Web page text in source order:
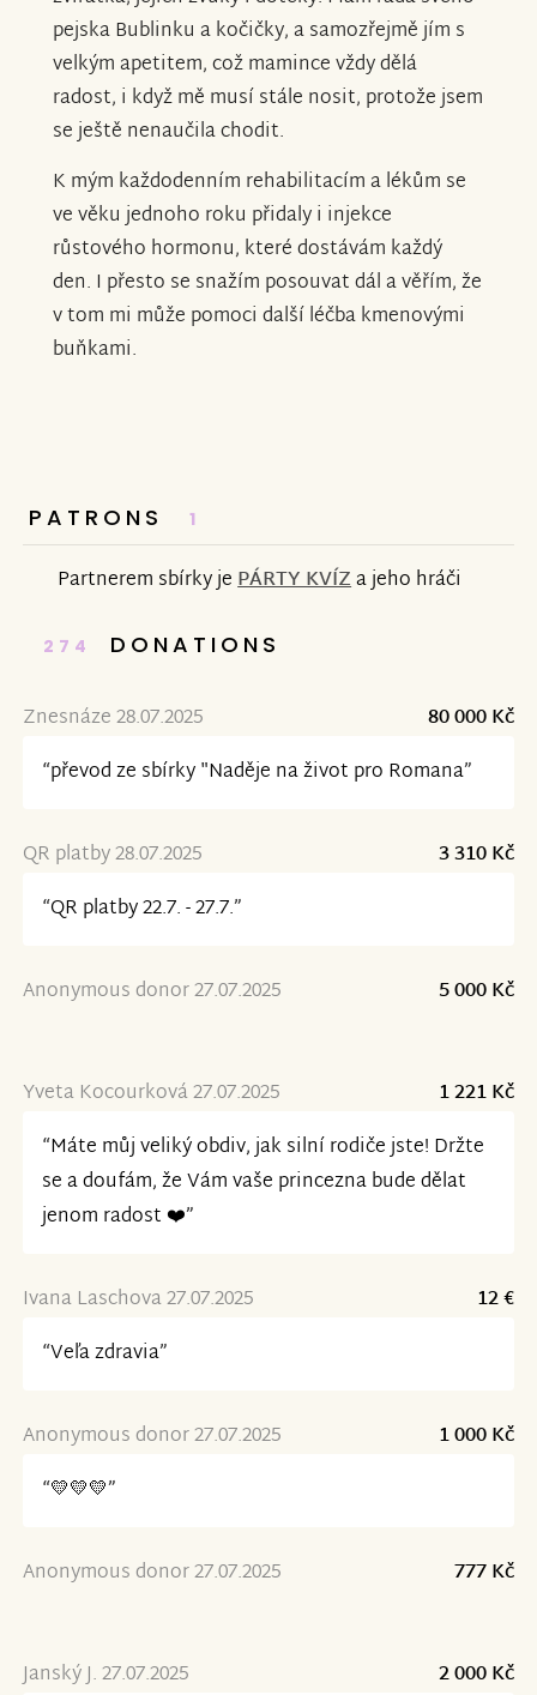
pejska Bublinku a kočičky, a samozřejmě jím s
velkým apetitem, což mamince vždy dělá
radost, i když mě musí stále nosit, protože jsem
se ještě nenaučila chodit.
K mým každodenním rehabilitacím a lékům se
ve věku jednoho roku přidaly i injekce
růstového hormonu, které dostávám každý
den. I přesto se snažím posouvat dál a věřím, že
v tom mi může pomoci další léčba kmenovými
buňkami.
PATRONS 1
Partnerem sbírky jePÁRTY KVÍZa jeho hráči
274 DONATIONS
Znesnáze 28.07.2025
80 000 Kč
“převod ze sbírky "Naděje na život pro Romana”
QR platby 28.07.2025
3 310 Kč
“QR platby 22.7. - 27.7.”
Anonymous donor 27.07.2025 5 000 Kč
Yveta Kocourková 27.07.2025
1 221 Kč
“Máte můj veliký obdiv, jak silní rodiče jste! Držte
se a doufám, že Vám vaše princezna bude dělat
jenom radost ❤️”
Ivana Laschova 27.07.2025
12 €
“Veľa zdravia”
Anonymous donor 27.07.2025
1 000 Kč
“💛💛💛”
Anonymous donor 27.07.2025 777 Kč
Janský J. 27.07.2025
2 000 Kč